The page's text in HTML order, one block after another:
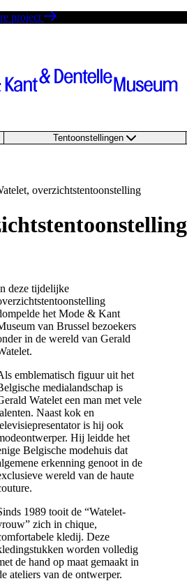
project
Tentoonstellingen
overzichtstentoonstelling
deze tijdelijke
het Mode & Kant
van Brussel bezoekers
in de wereld van Gerald
emblematisch figuur uit het
medialandschap is
Watelet een man met vele
Naast kok en
is hij ook
Hij leidde het
Belgische modehuis dat
erkenning genoot in de
wereld van de haute
1989 tooit de “Watelet-
zich in chique,
kledij. Deze
worden volledig
de hand op maat gemaakt in
ateliers van de ontwerper.